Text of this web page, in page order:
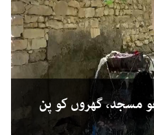
مسجد، گھروں کو پن